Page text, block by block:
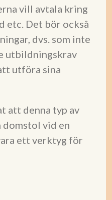
vill avtala kring
etc. Det bör också
dvs. som inte
utbildningskrav
utföra sina
att denna typ av
domstol vid en
ett verktyg för